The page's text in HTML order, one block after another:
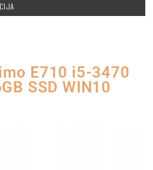
E710 i5-3470
SSD WIN10